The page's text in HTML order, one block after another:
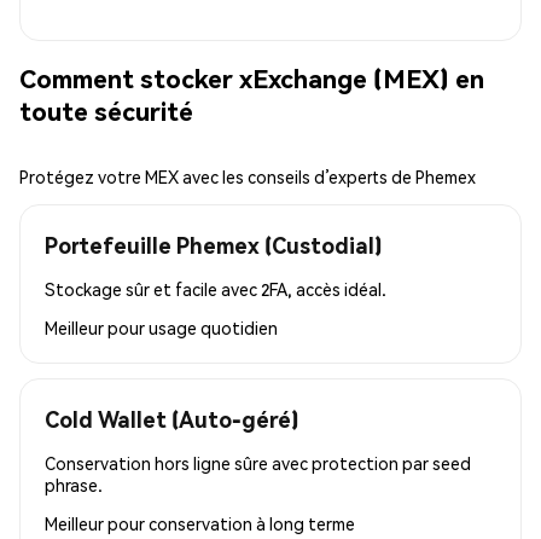
Comment stocker xExchange (MEX) en
toute sécurité
Protégez votre MEX avec les conseils d’experts de Phemex
Portefeuille Phemex (Custodial)
Stockage sûr et facile avec 2FA, accès idéal.
Meilleur pourusage quotidien
Cold Wallet (Auto-géré)
Conservation hors ligne sûre avec protection par seed
phrase.
Meilleur pourconservation à long terme